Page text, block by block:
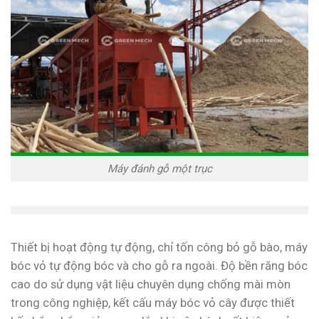
Máy đánh gỗ một trục
Thiết bị hoạt động tự động, chỉ tốn công bỏ gỗ bào, máy
bóc vỏ tự động bóc và cho gỗ ra ngoài. Độ bền răng bóc
cao do sử dụng vật liệu chuyên dụng chống mài mòn
trong công nghiệp, kết cấu máy bóc vỏ cây được thiết